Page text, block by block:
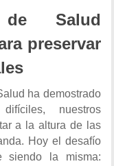
de Salud
preservar
ha demostrado
nuestros
a la altura de las
Hoy el desafío
siendo la misma: